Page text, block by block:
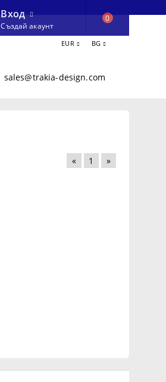
EUR BG
sales@trakia-design.com
Вход
Създай акаунт
0
« 1 »